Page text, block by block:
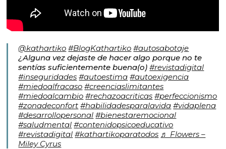
@kathartiko #BlogKathartiko #autosabotaje
¿Alguna vez dejaste de hacer algo porque no te
sentías suficientemente buena(o)#revistadigital
#inseguridades #autoestima #autoexigencia
#miedoalfracaso #creenciaslimitantes
#miedoalcambio #rechazoacriticas #perfeccionismo
#zonadeconfort #habilidadesparalavida #vidaplena
#desarrollopersonal #bienestaremocional
#saludmental #contenidopsicoeducativo
#revistadigital #kathartikoparatodos ♬ Flowers –
Miley Cyrus